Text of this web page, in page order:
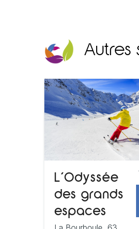
Autres
L’Odyssée
des grands
espaces